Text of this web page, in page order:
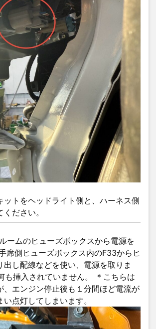
ットをヘッドライト側と、ハーネス側
ださい。
ームのヒューズボックスから電源を
席側ヒューズボックス内のF33からヒ
出し配線などを使い、電源を取りま
も挿入されていません。 ＊こちらは
、エンジン停止後も１分間ほど電流が
点灯してしまいます。